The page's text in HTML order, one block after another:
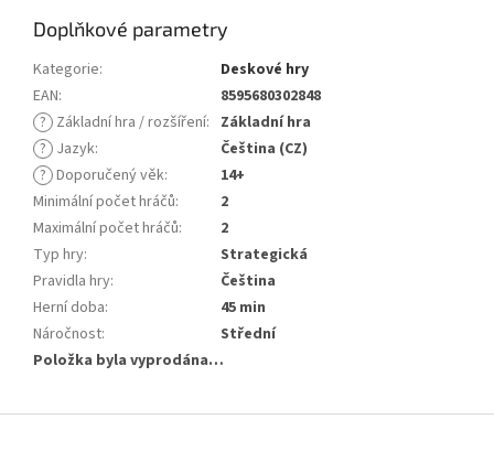
Doplňkové parametry
Kategorie:
Deskové hry
EAN:
8595680302848
? Základní hra / rozšíření: Základní hra
? Jazyk:
Čeština (CZ)
? Doporučený věk:
14+
Minimální počet hráčů:
2
Maximální počet hráčů:
2
Typ hry:
Strategická
Pravidla hry:
Čeština
Herní doba:
45 min
Náročnost:
Střední
Položka byla vyprodána…